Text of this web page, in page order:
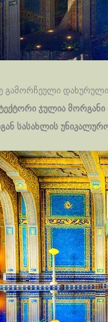
დახურული
ჯულია
სასახლის